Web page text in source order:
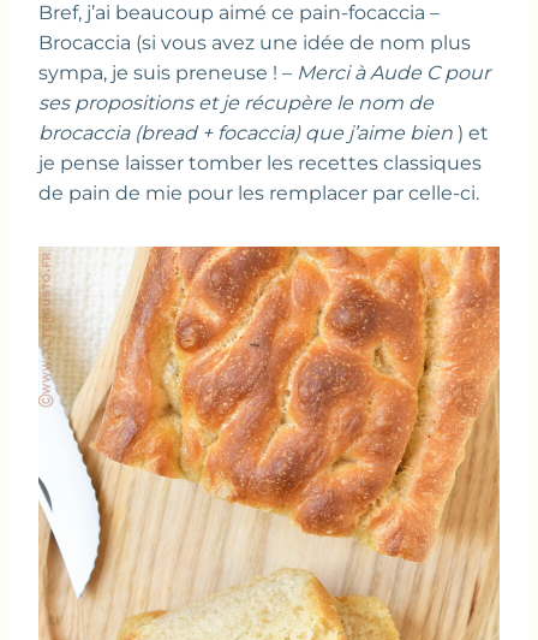
Bref, j’ai beaucoup aimé ce pain-focaccia –
Brocaccia (si vous avez une idée de nom plus
sympa, je suis preneuse ! – Merci à Aude C pour
ses propositions et je récupère le nom de
brocaccia (bread + focaccia) que j’aime bien ) et
je pense laisser tomber les recettes classiques
de pain de mie pour les remplacer par celle-ci.